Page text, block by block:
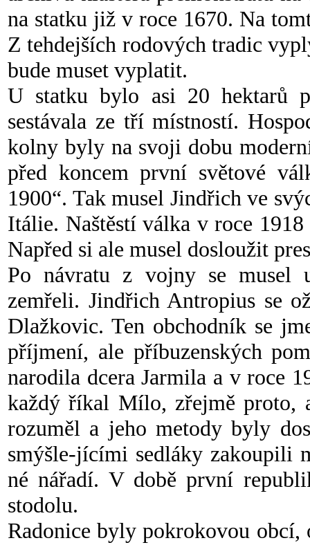
na statku již v roce 1670. Na
Z tehdejších rodových tradic
bude muset vyplatit.
U statku bylo asi 20 hektarů
sestávala ze tří místností.
kolny byly na svoji dobu
před koncem první světové
1900“. Tak musel Jindřich ve
Itálie. Naštěstí válka v roce
Napřed si ale musel dosloužit
Po návratu z vojny se musel
zemřeli. Jindřich Antropius se
Dlažkovic. Ten obchodník se
příjmení, ale příbuzenských
narodila dcera Jarmila a v roce
každý říkal Mílo, zřejmě proto,
rozuměl a jeho metody byly
smýšle-jícími sedláky zakoupili
né nářadí. V době první
stodolu.
Radonice byly pokrokovou obcí,